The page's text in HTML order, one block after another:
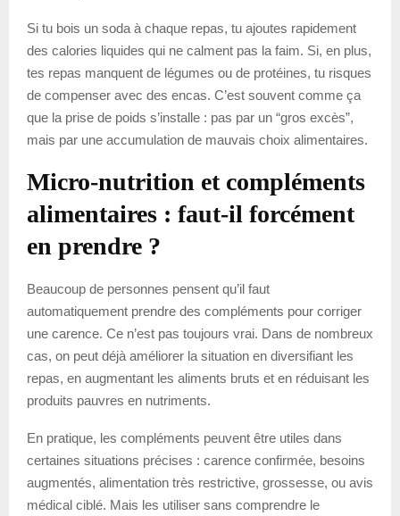
Si tu bois un soda à chaque repas, tu ajoutes rapidement
des calories liquides qui ne calment pas la faim. Si, en plus,
tes repas manquent de légumes ou de protéines, tu risques
de compenser avec des encas. C’est souvent comme ça
que la prise de poids s’installe : pas par un “gros excès”,
mais par une accumulation de mauvais choix alimentaires.
Micro-nutrition et compléments
alimentaires : faut-il forcément
en prendre ?
Beaucoup de personnes pensent qu’il faut
automatiquement prendre des compléments pour corriger
une carence. Ce n’est pas toujours vrai. Dans de nombreux
cas, on peut déjà améliorer la situation en diversifiant les
repas, en augmentant les aliments bruts et en réduisant les
produits pauvres en nutriments.
En pratique, les compléments peuvent être utiles dans
certaines situations précises : carence confirmée, besoins
augmentés, alimentation très restrictive, grossesse, ou avis
médical ciblé. Mais les utiliser sans comprendre le